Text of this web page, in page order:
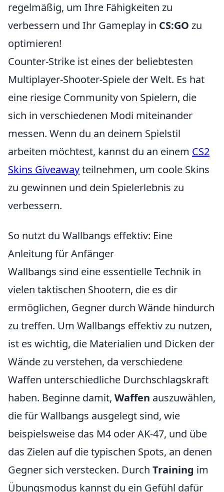
regelmäßig, um Ihre Fähigkeiten zu
verbessern und Ihr Gameplay in CS:GO zu
optimieren!
Counter-Strike ist eines der beliebtesten
Multiplayer-Shooter-Spiele der Welt. Es hat
eine riesige Community von Spielern, die
sich in verschiedenen Modi miteinander
messen. Wenn du an deinem Spielstil
arbeiten möchtest, kannst du an einem CS2
Skins Giveawayteilnehmen, um coole Skins
zu gewinnen und dein Spielerlebnis zu
verbessern.
So nutzt du Wallbangs effektiv: Eine
Anleitung für Anfänger
Wallbangs sind eine essentielle Technik in
vielen taktischen Shootern, die es dir
ermöglichen, Gegner durch Wände hindurch
zu treffen. Um Wallbangs effektiv zu nutzen,
ist es wichtig, die Materialien und Dicken der
Wände zu verstehen, da verschiedene
Waffen unterschiedliche Durchschlagskraft
haben. Beginne damit, Waffen auszuwählen,
die für Wallbangs ausgelegt sind, wie
beispielsweise das M4 oder AK-47, und übe
das Zielen auf die typischen Spots, an denen
Gegner sich verstecken. Durch Training im
Übungsmodus kannst du ein Gefühl dafür